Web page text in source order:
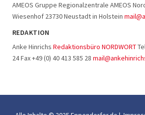
AMEOS Gruppe Regionalzentrale AMEOS
Wiesenhof 23730 Neustadt in Holstein
REDAKTION
Anke Hinrichs Redaktionsbüro NORDWORT
24 Fax +49 (0) 40 413 585 28